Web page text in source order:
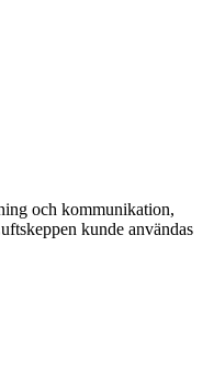
och kommunikation,
kunde användas